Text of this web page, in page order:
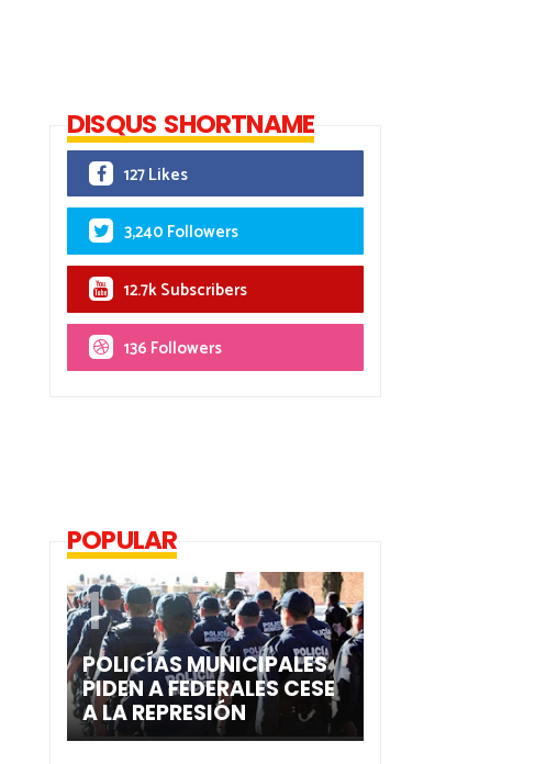
DISQUS SHORTNAME
127 Likes
3,240 Followers
12.7k Subscribers
136 Followers
POPULAR
POLICÍAS MUNICIPALES
PIDEN A FEDERALES CESE
A LA REPRESIÓN